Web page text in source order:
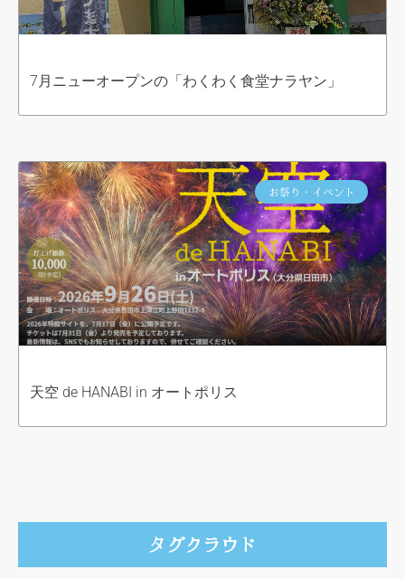
7月ニューオープンの「わくわく食堂ナラヤン」
お祭り・イベント
天空 de HANABI in オートポリス
タグクラウド